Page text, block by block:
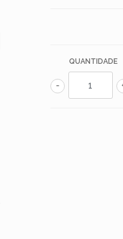
QUANTIDADE
-